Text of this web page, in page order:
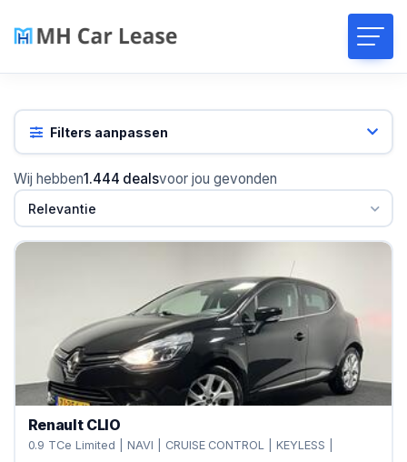
Filters aanpassen
Wij hebben1.444 dealsvoor jou gevonden
Relevantie
Renault CLIO
0.9 TCe Limited | NAVI | CRUISE CONTROL | KEYLESS |